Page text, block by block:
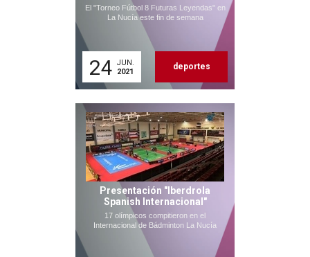
El "Torneo Fútbol 8 Futuras Leyendas" en
La Nucía este fin de semana
24 JUN.
2021
deportes
Presentación "Iberdrola
Spanish Internacional"
17 olímpicos compitieron en el
Internacional de Bádminton La Nucía